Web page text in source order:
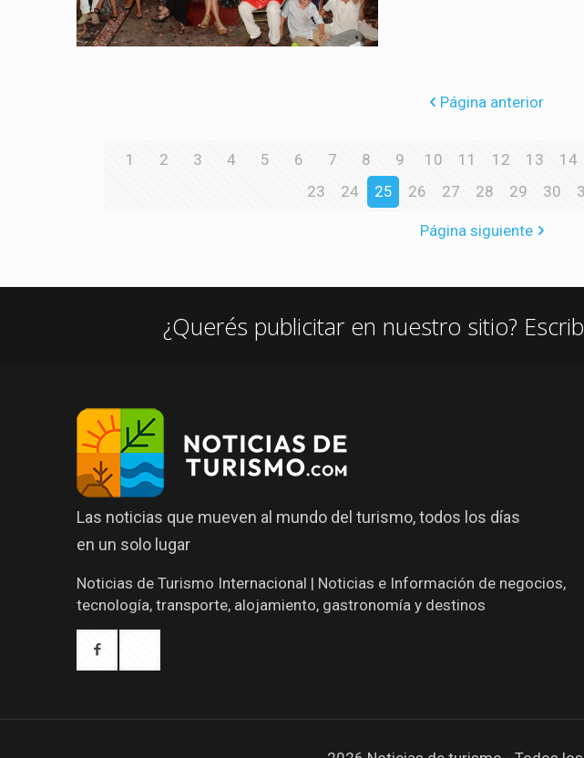
Página anterior
1 2 3 4 5 6 7 8 9 10 11 12 13 14
23
24 25 26 27 28 29 30
Página siguiente
¿Querés publicitar en nuestro sitio?
Las noticias que mueven al mundo del turismo, todos los días
en un solo lugar
Noticias de Turismo Internacional | Noticias e Información de negocios,
tecnología, transporte, alojamiento, gastronomía y destinos